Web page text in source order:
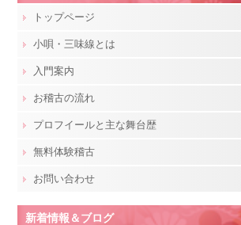
トップページ
小唄・三味線とは
入門案内
お稽古の流れ
プロフイールと主な舞台歴
無料体験稽古
お問い合わせ
新着情報＆ブログ